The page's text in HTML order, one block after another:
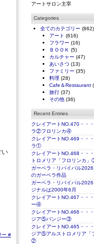
ー #
アートサロン主宰
Categories
全てのカテゴリー (862)
アート (616)
フラワー (16)
ＢＯＯＫ (5)
カルチャー (47)
あいさつ (13)
ファミリー (35)
料理 (28)
Cafe＆Restaurant
旅行 (37)
その他 (36)
Recent Entries
クレイアートNO.470・・
ラ②フロリンカ④
クレイアートNO.469・・
ラ①
クレイアートNO.468・・
トロメリア「フロリンカ
ガーベラ・リバイバル
のガーベラ作品
ガーベラ・リバイバル2026
ジナルは2000年6月
クレイアートNO.467・・
ー④
クレイアートNO.466・・
ジア⑤パンジー③
クレイアートNO.465・・
ジア⑤アルストロメリア「
②